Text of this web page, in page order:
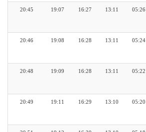
05:26
13:11
16:27
19:07
20:45
05:24
13:11
16:28
19:08
20:46
05:22
13:11
16:28
19:09
20:48
05:20
13:10
16:29
19:11
20:49